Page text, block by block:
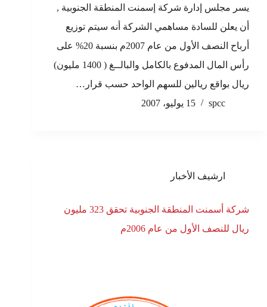
يسر مجلس إدارة شركة إسمنت المنطقة الجنوبية ,
أن يعلن للسادة مساهمي الشركة أنه سيتم توزيع
أرباح النصف الأول من عام 2007م بنسبة 20% على
رأس المال المدفوع بالكامل والبالــغ ( 1400 مليون)
ريال بواقع ريالين للسهم الواحد حسب قرار…
spcc
15 يوليو، 2007
ارشيف الأخبار
شركة أسمنت المنطقة الجنوبية تحقق 323 مليون
ريال للنصف الأول من عام 2006م